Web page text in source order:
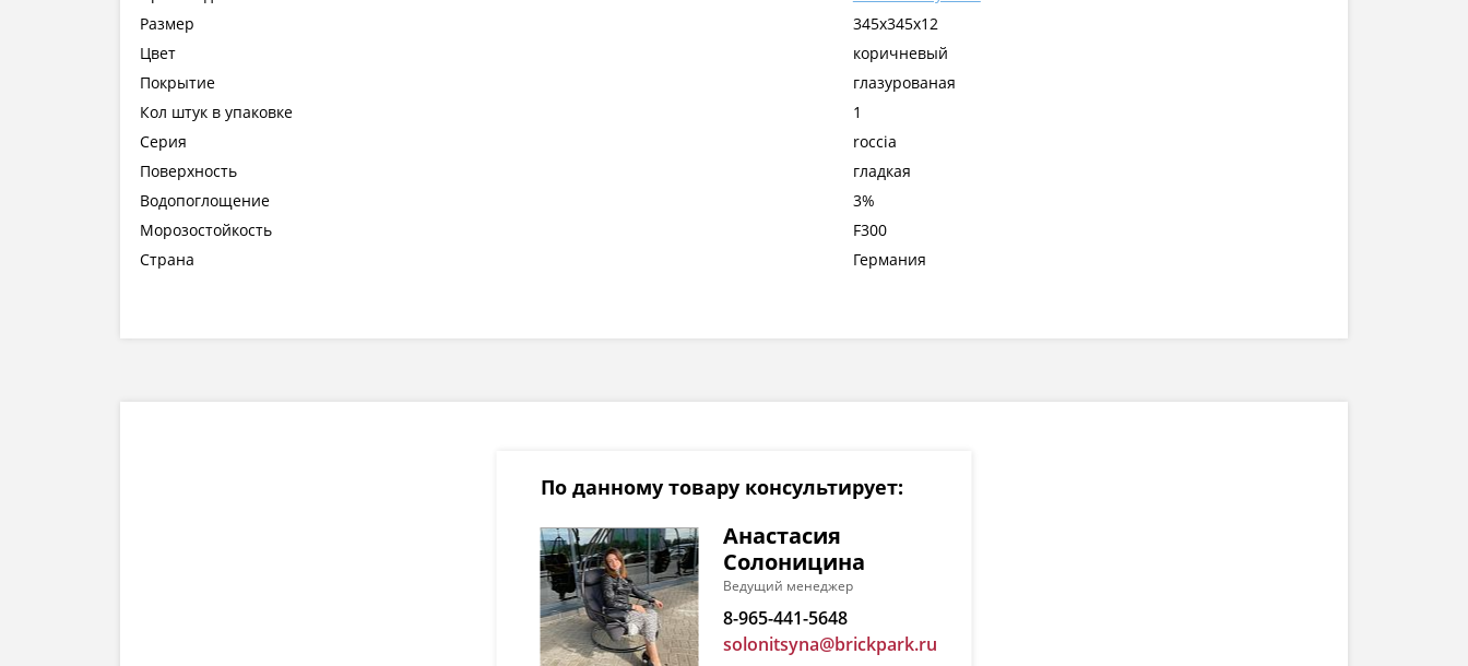
Размер
345x345x12
Цвет
коричневый
Покрытие
глазурованая
Кол штук в упаковке
1
Серия
roccia
Поверхность
гладкая
Водопоглощение
3%
Морозостойкость
F300
Страна
Германия
По данному товару консультирует:
Анастасия
Солоницина
Ведущий менеджер
8-965-441-5648
solonitsyna@brickpark.ru